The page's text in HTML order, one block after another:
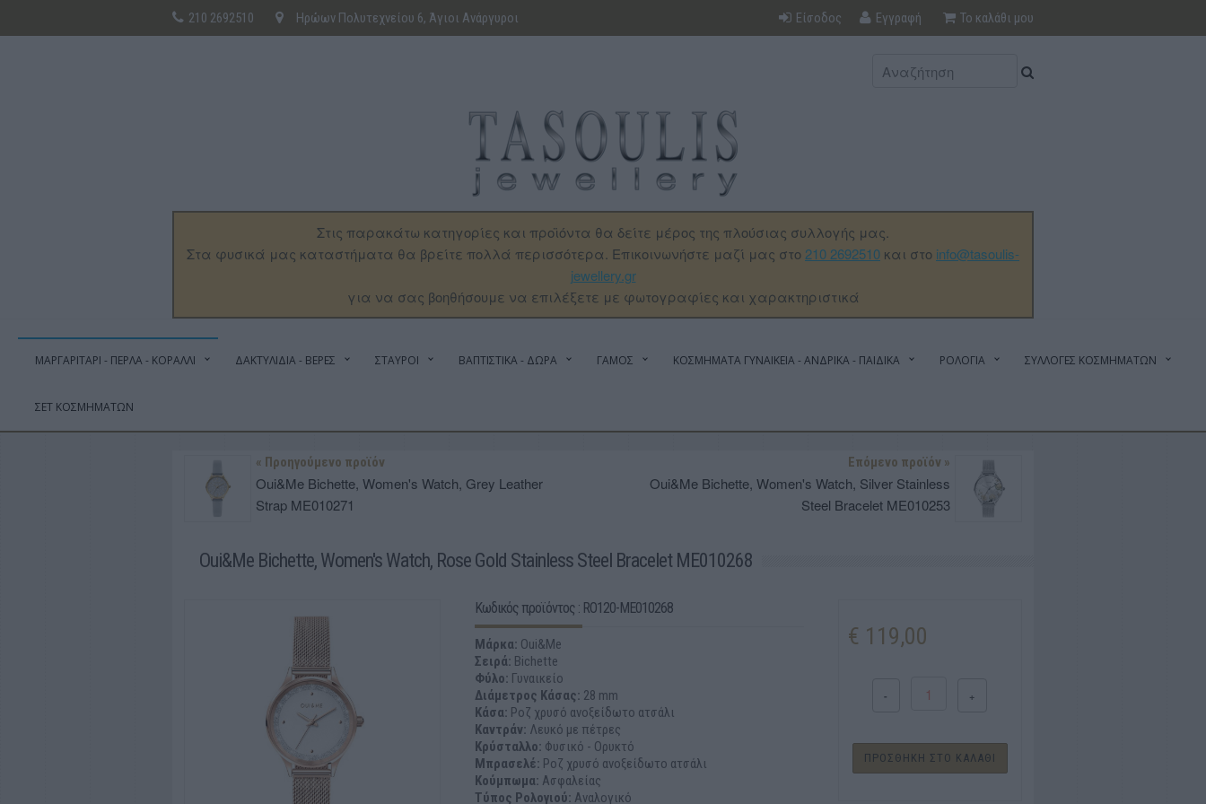
210 2692510 Ηρώων Πολυτεχνείου 6, Άγιοι Ανάργυροι Είσοδος Εγγραφή Το καλάθι μου
Στις παρακάτω κατηγορίες και προϊόντα θα δείτε μέρος της πλούσιας συλλογής μας.
Στα φυσικά μας καταστήματα θα βρείτε πολλά περισσότερα. Επικοινωνήστε μαζί μας στο 210 2692510 και στο info@tasoulis-
jewellery.gr
για να σας βοηθήσουμε να επιλέξετε με φωτογραφίες και χαρακτηριστικά
ΜΑΡΓΑΡΙΤΑΡΙ - ΠΕΡΛΑ - ΚΟΡΑΛΛΙ ΔΑΚΤΥΛΙΔΙΑ - ΒΕΡΕΣ ΣΤΑΥΡΟΙ ΒΑΠΤΙΣΤΙΚΑ - ΔΩΡΑ ΓΑΜΟΣ ΚΟΣΜΗΜΑΤΑ ΓΥΝΑΙΚΕΙΑ - ΑΝΔΡΙΚΑ - ΠΑΙΔΙΚΑ ΡΟΛΟΓΙΑ ΣΥΛΛΟΓΕΣ ΚΟΣΜΗΜΑΤΩΝ
ΣΕΤ ΚΟΣΜΗΜΑΤΩΝ
« Προηγούμενο προϊόν
Oui&Me Bichette, Women's Watch, Grey Leather
Strap ME010271
Επόμενο προϊόν »
Oui&Me Bichette, Women's Watch, Silver Stainless
Steel Bracelet ME010253
Oui&Me Bichette, Women's Watch, Rose Gold Stainless Steel Bracelet ME010268
Κωδικός προϊόντος : RO120-ME010268
Μάρκα: Oui&Me
Σειρά: Bichette
Φύλο: Γυναικείο
Διάμετρος Κάσας: 28 mm
Κάσα: Ροζ χρυσό ανοξείδωτο ατσάλι
Καντράν: Λευκό με πέτρες
Κρύσταλλο: Φυσικό - Ορυκτό
Μπρασελέ: Ροζ χρυσό ανοξείδωτο ατσάλι
Κούμπωμα: Ασφαλείας
Τύπος Ρολογιού: Αναλογικό
€ 119,00
- +
ΠΡΟΣΘΗΚΗ ΣΤΟ ΚΑΛΑΘΙ